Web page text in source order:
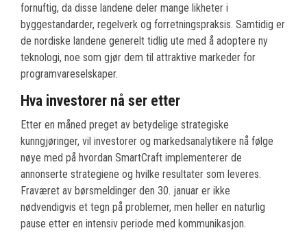
fornuftig, da disse landene deler mange likheter i
byggestandarder, regelverk og forretningspraksis. Samtidig er
de nordiske landene generelt tidlig ute med å adoptere ny
teknologi, noe som gjør dem til attraktive markeder for
programvareselskaper.
Hva investorer nå ser etter
Etter en måned preget av betydelige strategiske
kunngjøringer, vil investorer og markedsanalytikere nå følge
nøye med på hvordan SmartCraft implementerer de
annonserte strategiene og hvilke resultater som leveres.
Fraværet av børsmeldinger den 30. januar er ikke
nødvendigvis et tegn på problemer, men heller en naturlig
pause etter en intensiv periode med kommunikasjon.